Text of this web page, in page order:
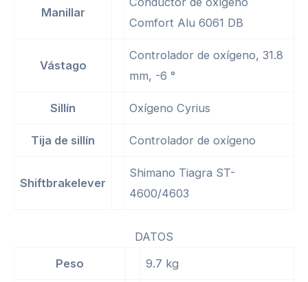
Manillar
Comfort Alu 6061 DB
Vástago
Controlador de oxígeno, 31.8
mm, -6 °
Sillín Oxígeno Cyrius
Tija de sillín Controlador de oxígeno
Shiftbrakelever
Shimano Tiagra ST-
4600/4603
DATOS
Peso
9.7 kg